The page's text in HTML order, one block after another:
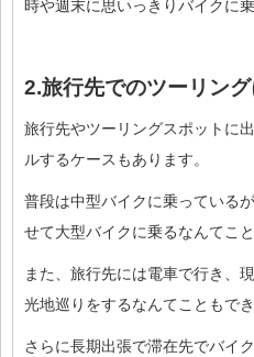
時や週末に思いっきりバイクに
2.旅行先でのツーリン
旅行先やツーリングスポットに
ルするケースもあります。
普段は中型バイクに乗っている
せて大型バイクに乗るなんてこと
また、旅行先には電車で行き、
光地巡りをするなんてこともでき
さらに長期出張で滞在先でバイ